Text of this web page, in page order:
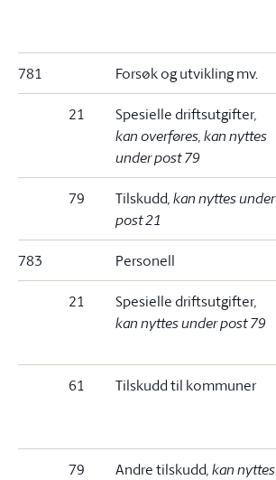
781 Forsøk og utvikling mv.
21 Spesielle driftsutgifter,
kan overføres, kan nyttes
under post 79
79 Tilskudd, kan nyttes under
post 21
783 Personell
21 Spesielle driftsutgifter,
kan nyttes under post 79
61 Tilskudd til kommuner
79 Andre tilskudd, kan nyttes